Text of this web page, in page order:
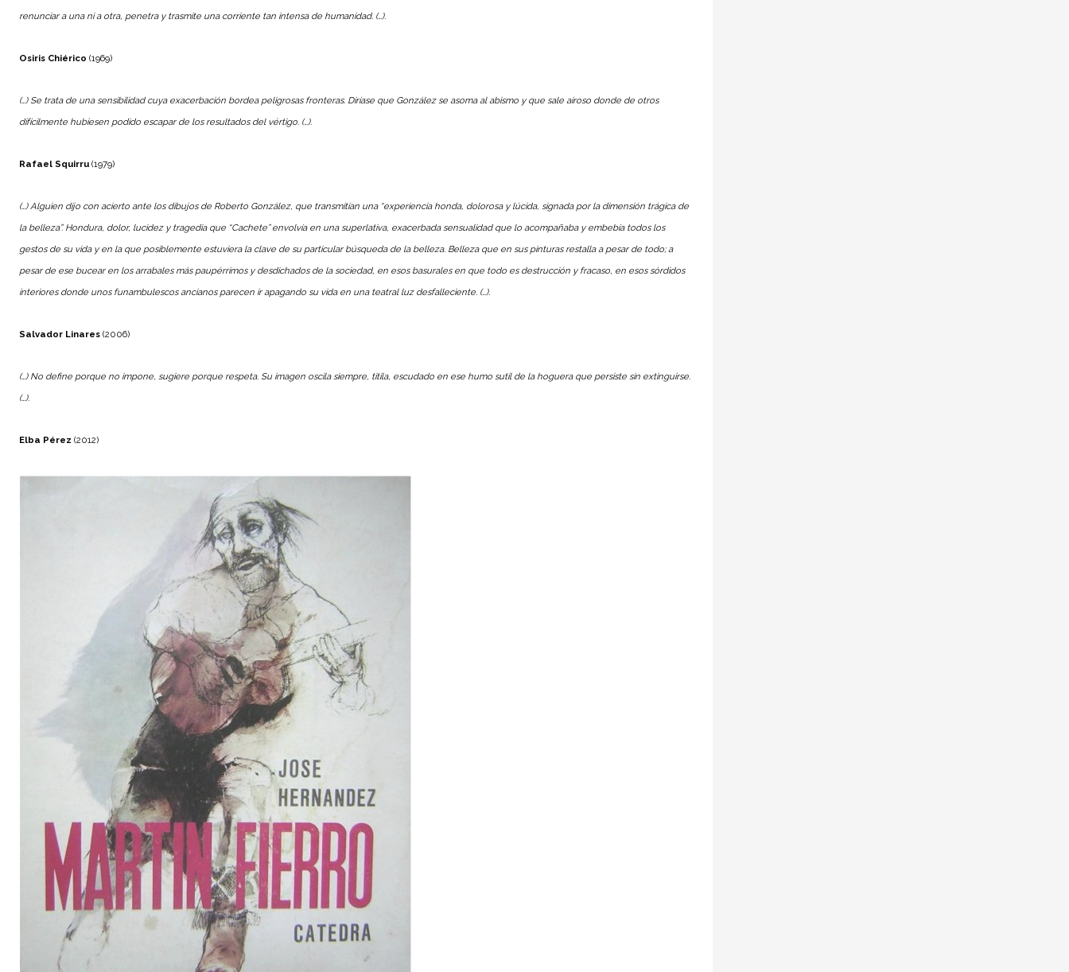
renunciar a una ni a otra, penetra y trasmite una corriente tan intensa de humanidad. (…).
Osiris Chiérico (1969)
(…) Se trata de una sensibilidad cuya exacerbación bordea peligrosas fronteras. Diríase que González se asoma al abismo y que sale airoso donde de otros
difícilmente hubiesen podido escapar de los resultados del vértigo. (…).
Rafael Squirru (1979)
(…) Alguien dijo con acierto ante los dibujos de Roberto González, que transmitían una “experiencia honda, dolorosa y lúcida, signada por la dimensión trágica de
la belleza”. Hondura, dolor, lucidez y tragedia que “Cachete” envolvía en una superlativa, exacerbada sensualidad que lo acompañaba y embebía todos los
gestos de su vida y en la que posiblemente estuviera la clave de su particular búsqueda de la belleza. Belleza que en sus pinturas restalla a pesar de todo; a
pesar de ese bucear en los arrabales más paupérrimos y desdichados de la sociedad, en esos basurales en que todo es destrucción y fracaso, en esos sórdidos
interiores donde unos funambulescos ancianos parecen ir apagando su vida en una teatral luz desfalleciente. (…).
Salvador Linares (2006)
(…) No define porque no impone, sugiere porque respeta. Su imagen oscila siempre, titila, escudado en ese humo sutil de la hoguera que persiste sin extinguirse.
(…).
Elba Pérez (2012)